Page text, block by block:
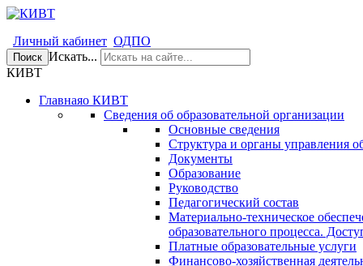
Личный кабинет ОДПО
Поиск Искать...
КИВТ
Главнаяо КИВТ
Сведения об образовательной организации
Основные сведения
Структура и органы управления
Документы
Образование
Руководство
Педагогический состав
Материально-техническое
образовательного процесса.
Платные образовательные услуги
Финансово-хозяйственная